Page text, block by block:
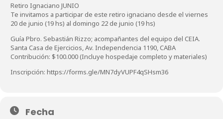
Retiro Ignaciano JUNIO
Te invitamos a participar de este retiro ignaciano desde el viernes
20 de junio (19 hs) al domingo 22 de junio (19 hs)
Guía Pbro. Sebastián Rizzo; acompañantes del equipo del CEIA.
Santa Casa de Ejercicios, Av. Independencia 1190, CABA
Contribución: $100.000 (Incluye hospedaje completo y materiales)
Inscripción: https://forms.gle/MN7dyVUPF4qSHsm36
Fecha